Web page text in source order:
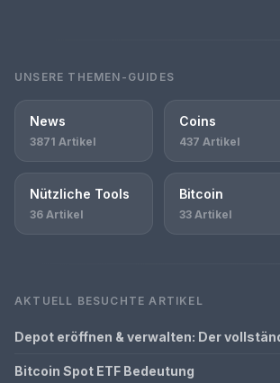
UNSERE THEMEN-GUIDES
News
3871 Artikel
Coins
437 Artikel
Nützliche Tools
36 Artikel
Bitcoin
33 Artikel
AKTUELL BESUCHTE ARTIKEL
Depot eröffnen & verwalten: Der
Bitcoin Spot ETF Bedeutung